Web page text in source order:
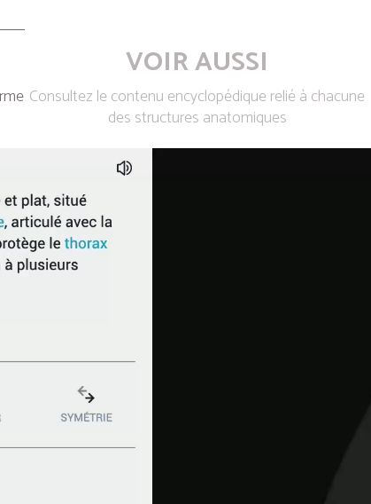
VOIR AUSSI
Consultez le contenu encyclopédique relié à chacune
des structures anatomiques